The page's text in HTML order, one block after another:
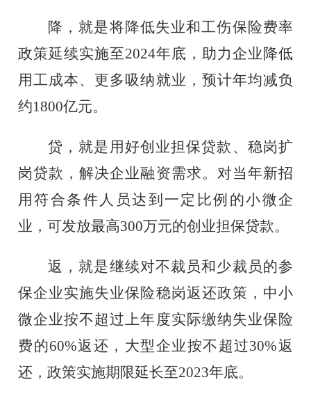
降，就是将降低失业和工伤保险费率
政策延续实施至2024年底，助力企业降低
用工成本、更多吸纳就业，预计年均减负
约1800亿元。
贷，就是用好创业担保贷款、稳岗扩
岗贷款，解决企业融资需求。对当年新招
用符合条件人员达到一定比例的小微企
业，可发放最高300万元的创业担保贷款。
返，就是继续对不裁员和少裁员的参
保企业实施失业保险稳岗返还政策，中小
微企业按不超过上年度实际缴纳失业保险
费的60%返还，大型企业按不超过30%返
还，政策实施期限延长至2023年底。